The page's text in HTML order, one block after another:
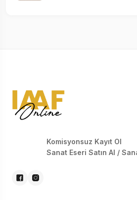
Komisyonsuz Kayıt Ol
Sanat Eseri Satın Al /